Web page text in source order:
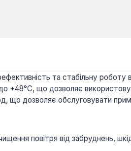
та стабільну роботу
+48°C, що дозволяє
що дозволяє обслуговувати
повітря від забруднень,